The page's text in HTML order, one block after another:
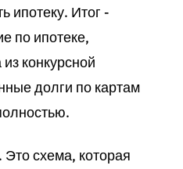
ипотеку. Итог -
по ипотеке,
конкурсной
долги по картам
схема, которая